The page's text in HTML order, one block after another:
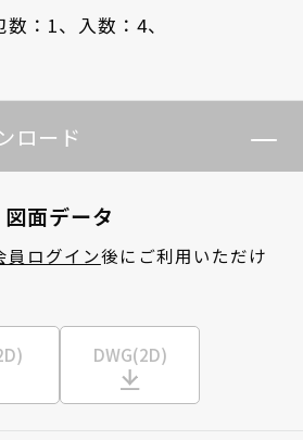
：1、 入数：4、
ロード
図面データ
員ログイン後にご利用いただけ
DWG(2D)